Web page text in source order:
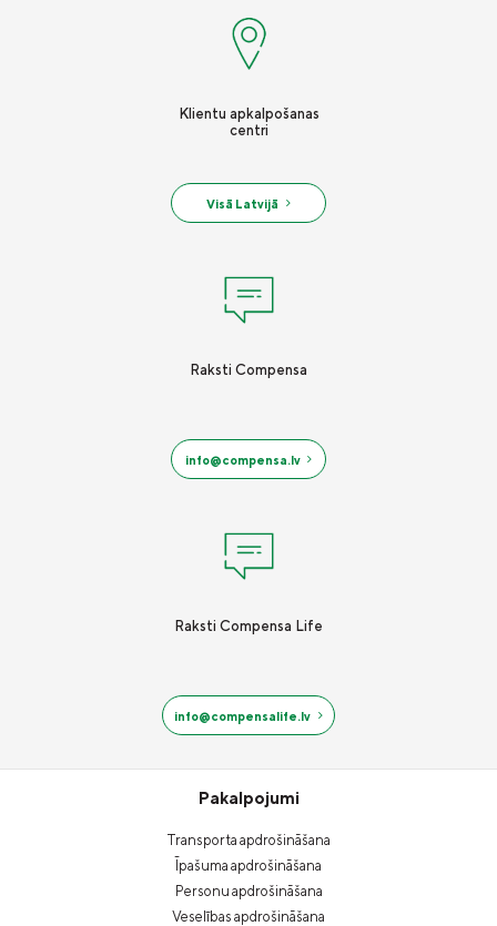
Vieglā valoda
KarjeraKlientu apkalpošanas
centri
Visā Latvijā
Raksti Compensa
info@compensa.lv
Raksti Compensa Life
info@compensalife.lv
Pakalpojumi
Transporta apdrošināšana
Īpašuma apdrošināšana
Personu apdrošināšana
Veselības apdrošināšana